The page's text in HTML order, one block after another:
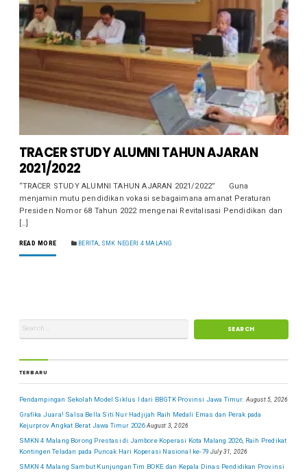
TRACER STUDY ALUMNI TAHUN AJARAN
2021/2022
“TRACER STUDY ALUMNI TAHUN AJARAN 2021/2022” Guna
menjamin mutu pendidikan vokasi sebagaimana amanat Peraturan
Presiden Nomor 68 Tahun 2022 mengenai Revitalisasi Pendidikan dan
[…]
READ MORE BERITA SMK NEGERI 4 MALANG
TERBARU
Pendampingan Sekolah Model Siklus I dari BBGTK Provinsi Jawa Timur. August 5, 2026
Grafika Juara! Salsa Bella Siti Nur Hadjijah Raih Medali Emas dan Perak pada
Kejurprov Angkat Berat Jawa Timur 2026 August 3, 2026
SMKN 4 Malang Borong Prestasi di Jambore Koperasi Kota Malang 2026, Raih Predikat
Kontingen Teladan pada Puncak Hari Koperasi Nasional ke-79 July 31, 2026
SMKN 4 Malang Sambut Kunjungan Tim BOKE dan Kepala Dinas Pendidikan Provinsi